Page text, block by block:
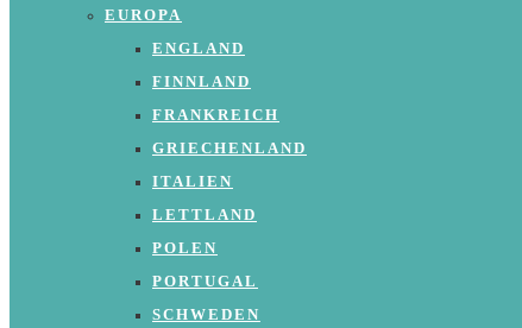
EUROPA
ENGLAND
FINNLAND
FRANKREICH
GRIECHENLAND
ITALIEN
LETTLAND
POLEN
PORTUGAL
SCHWEDEN